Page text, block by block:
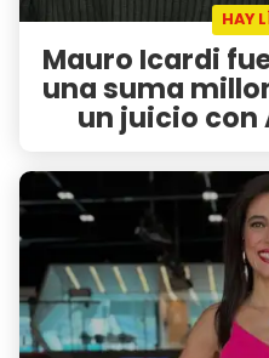
HAY
Mauro Icardi
una suma
un juicio con